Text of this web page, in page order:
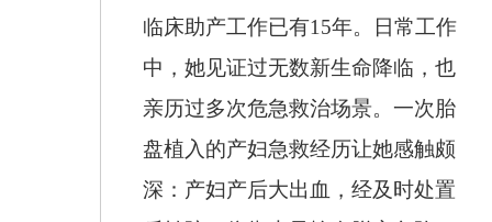
临床助产工作已有15年。日常工作
中，她见证过无数新生命降临，也
亲历过多次危急救治场景。一次胎
盘植入的产妇急救经历让她感触颇
深：产妇产后大出血，经及时处置